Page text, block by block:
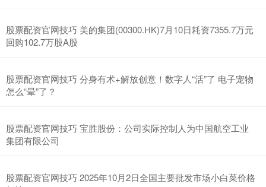
股票配资官网技巧 美的集团(00300.HK)7月10日耗资7355.7万元
回购102.7万股A股
股票配资官网技巧 分身有术+解放创意！数字人“活”了 电子宠物
怎么“晕”了？
股票配资官网技巧 宝胜股份：公司实际控制人为中国航空工业
集团有限公司
股票配资官网技巧 2025年10月2日全国主要批发市场小白菜价格